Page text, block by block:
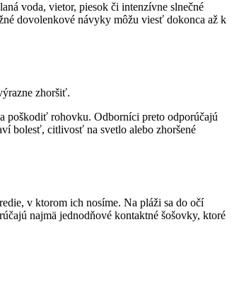
voda, vietor, piesok či intenzívne slnečné
dovolenkové návyky môžu viesť dokonca až k
zhoršiť.
poškodiť rohovku. Odborníci preto odporúčajú
bolesť, citlivosť na svetlo alebo zhoršené
v ktorom ich nosíme. Na pláži sa do očí
najmä jednodňové kontaktné šošovky, ktoré